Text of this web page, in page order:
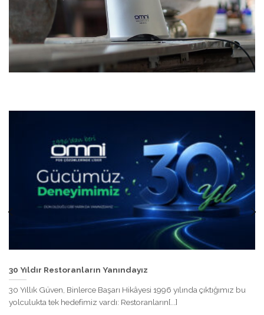
30 Yıldır Restoranların Yanındayız
30 Yıllık Güven, Binlerce Başarı Hikâyesi 1996 yılında çıktığımız bu
yolculukta tek hedefimiz vardı: Restoranların[...]